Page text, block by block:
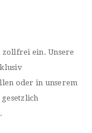
zollfrei ein. Unsere
oder in unserem